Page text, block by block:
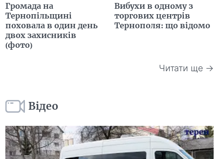
Громада на
Тернопільщині
поховала в один день
двох захисників
(фото)
Вибухи в одному з
торгових центрів
Тернополя: що відомо
Читати ще →
Відео